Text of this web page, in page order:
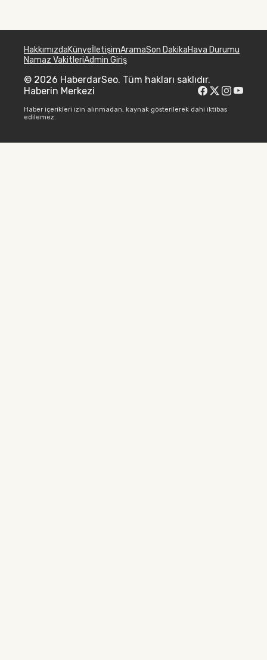
HakkımızdaKünyeİletişimAramaSon DakikaHava Durumu
Namaz VakitleriAdmin Giriş
© 2026 HaberdarSeo. Tüm hakları saklıdır.
Haberin Merkezi
Haber içerikleri izin alınmadan, kaynak gösterilerek dahi iktibas
edilemez.